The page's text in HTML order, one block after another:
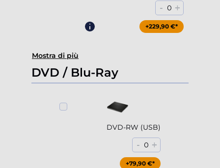
- 0 +
+229,90 €*
Mostra di più
DVD / Blu-Ray
DVD-RW (USB)
- 0 +
+79,90 €*